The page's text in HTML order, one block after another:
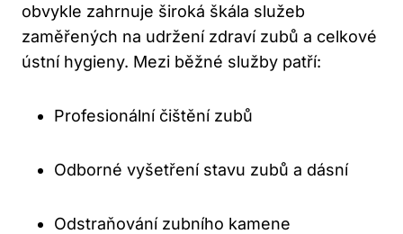
obvykle zahrnuje široká škála služeb
zaměřených na udržení zdraví zubů a celkové
ústní hygieny. Mezi běžné služby patří:
Profesionální čištění zubů
Odborné vyšetření stavu zubů a dásní
Odstraňování zubního kamene